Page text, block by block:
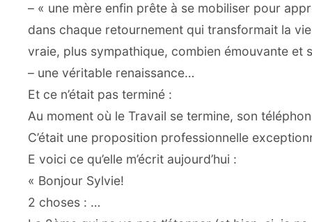
– « une mère enfin prête à se mobiliser pour
dans chaque retournement qui transformait la
vraie, plus sympathique, combien émouvante et
– une véritable renaissance…
Et ce n’était pas terminé :
Au moment où le Travail se termine, son
C’était une proposition professionnelle
E voici ce qu’elle m’écrit aujourd’hui :
« Bonjour Sylvie!
2 choses : …